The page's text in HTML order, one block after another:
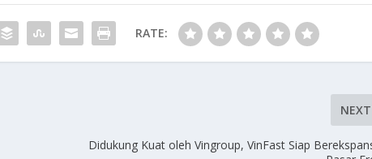
RATE:
NEXT
Didukung Kuat oleh Vingroup, VinFast Siap